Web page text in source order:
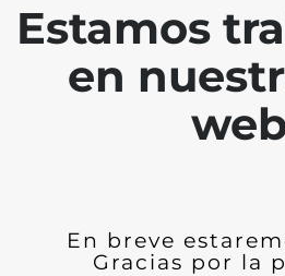
Estamos
en
En breve
Gracias por la